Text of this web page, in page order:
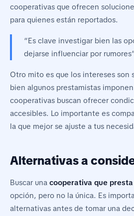
cooperativas que ofrecen
para quienes están reportados.
“Es clave investigar bien las
dejarse influenciar por
Otro mito es que los intereses son
bien algunos prestamistas
cooperativas buscan ofrecer
accesibles. Lo importante es
la que mejor se ajuste a tus
Alternativas a
Buscar una cooperativa que
opción, pero no la única. Es
alternativas antes de tomar una